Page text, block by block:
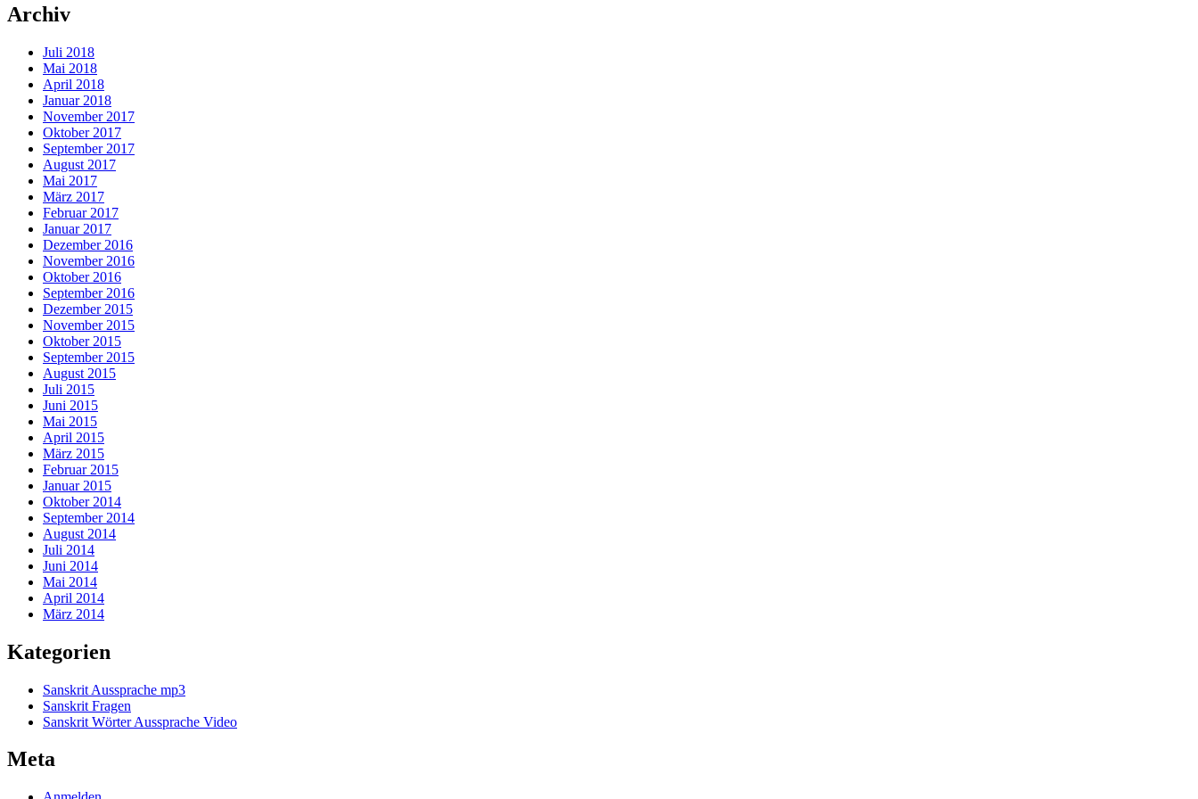
Archiv
Juli 2018
Mai 2018
April 2018
Januar 2018
November 2017
Oktober 2017
September 2017
August 2017
Mai 2017
März 2017
Februar 2017
Januar 2017
Dezember 2016
November 2016
Oktober 2016
September 2016
Dezember 2015
November 2015
Oktober 2015
September 2015
August 2015
Juli 2015
Juni 2015
Mai 2015
April 2015
März 2015
Februar 2015
Januar 2015
Oktober 2014
September 2014
August 2014
Juli 2014
Juni 2014
Mai 2014
April 2014
März 2014
Kategorien
Sanskrit Aussprache mp3
Sanskrit Fragen
Sanskrit Wörter Aussprache Video
Meta